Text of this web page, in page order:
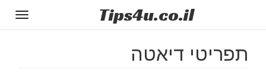
Tips4u.co.il
תפריטי דיאטה